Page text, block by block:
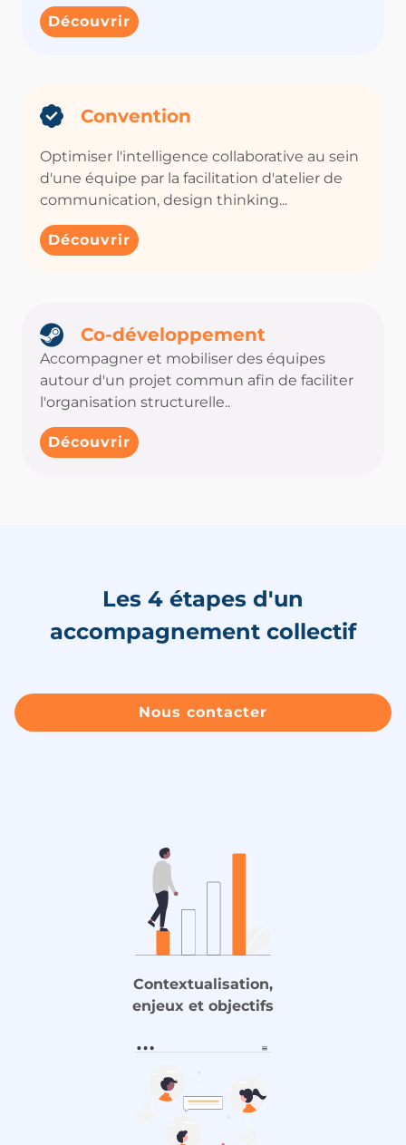
Découvrir
Convention
Optimiser l'intelligence collaborative au sein
d'une équipe par la facilitation d'atelier de
communication, design thinking...
Découvrir
Co-développement
Accompagner et mobiliser des équipes
autour d'un projet commun afin de faciliter
l'organisation structurelle..
Découvrir
Les 4 étapes d'un
accompagnement collectif
Nous contacter
Contextualisation,
enjeux et objectifs